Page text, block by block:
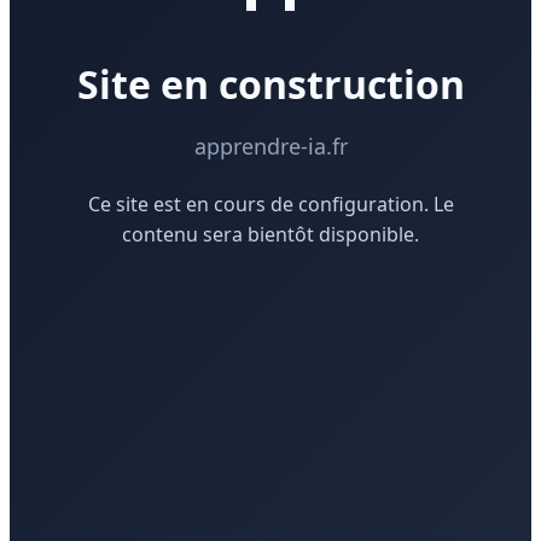
Site en construction
apprendre-ia.fr
Ce site est en cours de configuration. Le
contenu sera bientôt disponible.